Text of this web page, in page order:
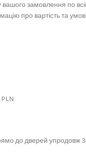
замовлення по
про вартість та
до дверей упродовж